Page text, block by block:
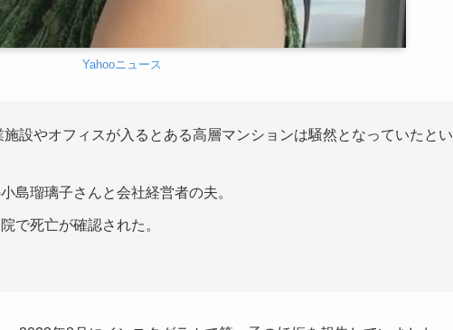
Yahooニュース
設やオフィスが入るとある高層マンションは騒然となっていたとい
島瑠璃子さんと会社経営者の夫。
で死亡が確認された。